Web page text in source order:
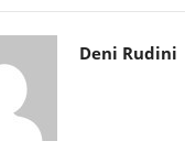
Deni Rudini